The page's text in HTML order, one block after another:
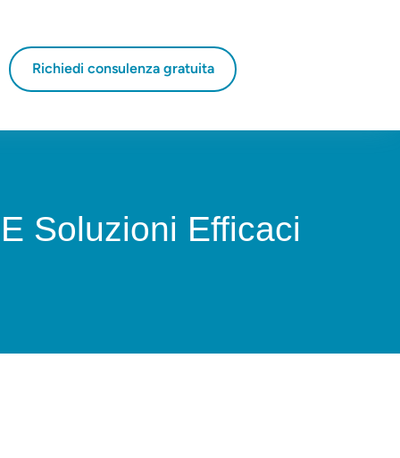
Richiedi consulenza gratuita
Soluzioni Efficaci